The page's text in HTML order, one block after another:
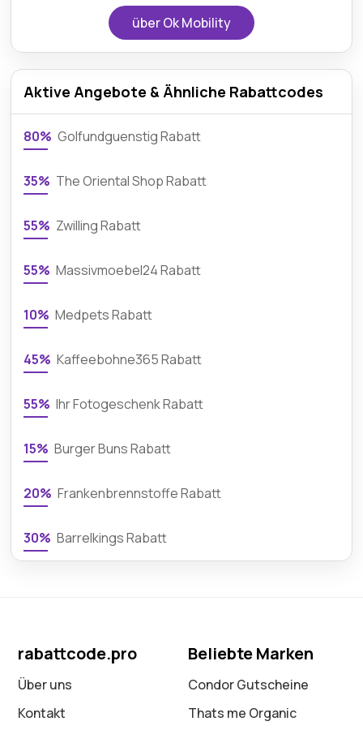
über Ok Mobility
Aktive Angebote & Ähnliche Rabattcodes
80% Golfundguenstig Rabatt
35% The Oriental Shop Rabatt
55% Zwilling Rabatt
55% Massivmoebel24 Rabatt
10% Medpets Rabatt
45% Kaffeebohne365 Rabatt
55% Ihr Fotogeschenk Rabatt
15% Burger Buns Rabatt
20% Frankenbrennstoffe Rabatt
30% Barrelkings Rabatt
rabattcode.pro
Über uns
Kontakt
Beliebte Marken
Condor Gutscheine
Thats me Organic